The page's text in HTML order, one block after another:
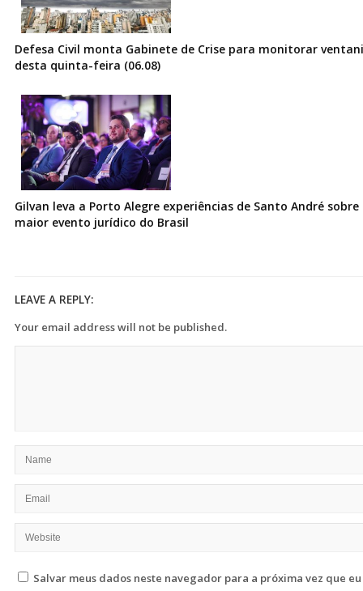
Defesa Civil monta Gabinete de Crise para monitorar
desta quinta-feira (06.08)
Gilvan leva a Porto Alegre experiências de Santo André
maior evento jurídico do Brasil
LEAVE A REPLY:
Your email address will not be published.
Salvar meus dados neste navegador para a próxima vez que